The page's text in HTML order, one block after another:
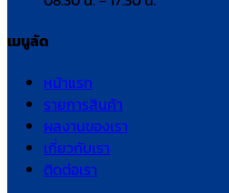
เมนูลัด
หน้าแรก
รายการสินค้า
ผลงานของเรา
เกี่ยวกับเรา
ติดต่อเรา